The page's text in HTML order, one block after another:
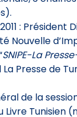
: Président
Nouvelle
SNIPE-La
Presse de
de la
Livre Tunisien